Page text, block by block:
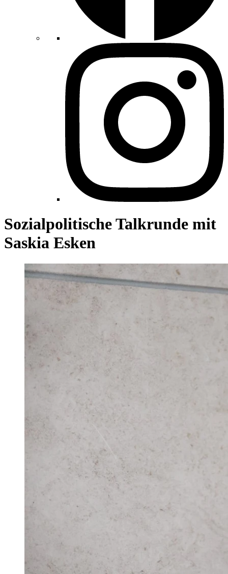
Sozialpolitische Talkrunde mit
Saskia Esken